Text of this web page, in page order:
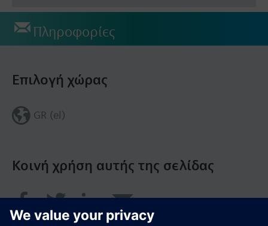
Πληροφορίες
Κοινή χρήση αυτής της σελίδας
Επιλογή χώρας
GR (el)